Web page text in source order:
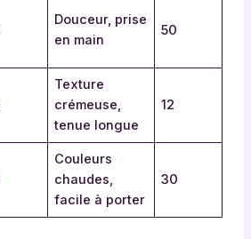
Douceur, prise
en main
50
Texture
crémeuse,
tenue longue
12
Couleurs
chaudes,
facile à porter
30